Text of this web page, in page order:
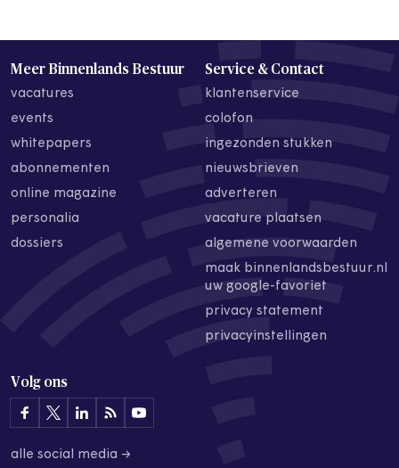
Meer Binnenlands Bestuur
vacatures
events
whitepapers
abonnementen
online magazine
personalia
dossiers
Service & Contact
klantenservice
colofon
ingezonden stukken
nieuwsbrieven
adverteren
vacature plaatsen
algemene voorwaarden
maak binnenlandsbestuur.nl
uw google-favoriet
privacy statement
privacyinstellingen
Volg ons
alle social media →